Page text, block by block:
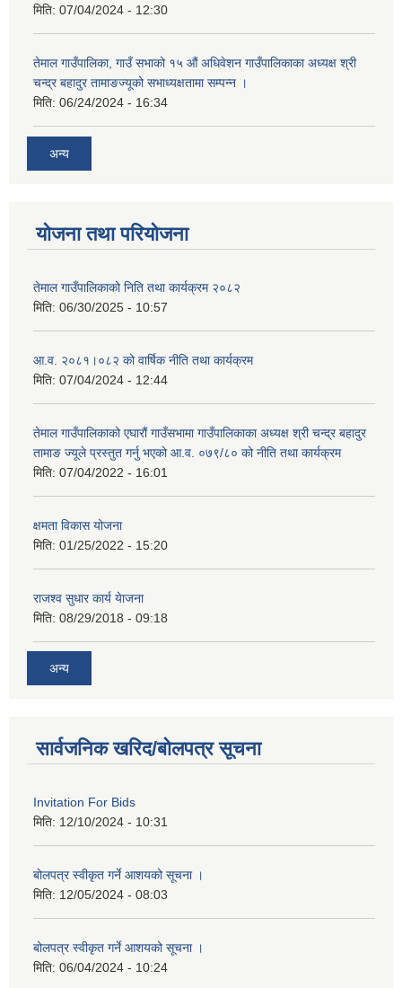
मिति: 07/04/2024 - 12:30
तेमाल गाउँपालिका, गाउँ सभाको १५ औं अधिवेशन गाउँपालिकाका अध्यक्ष श्री
चन्द्र बहादुर तामाङज्यूको सभाध्यक्षतामा सम्पन्न ।
मिति: 06/24/2024 - 16:34
अन्य
योजना तथा परियोजना
तेमाल गाउँपालिकाको निति तथा कार्यक्रम २०८२
मिति: 06/30/2025 - 10:57
आ.व. २०८१।०८२ को वार्षिक नीति तथा कार्यक्रम
मिति: 07/04/2024 - 12:44
तेमाल गाउँपालिकाको एघारौं गाउँसभामा गाउँपालिकाका अध्यक्ष श्री चन्द्र बहादुर
तामाङ ज्यूले प्रस्तुत गर्नु भएको आ.व. ०७९/८० को नीति तथा कार्यक्रम
मिति: 07/04/2022 - 16:01
क्षमता विकास योजना
मिति: 01/25/2022 - 15:20
राजश्व सुधार कार्य येाजना
मिति: 08/29/2018 - 09:18
अन्य
सार्वजनिक खरिद/बोलपत्र सूचना
Invitation For Bids
मिति: 12/10/2024 - 10:31
बोलपत्र स्वीकृत गर्ने आशयको सूचना ।
मिति: 12/05/2024 - 08:03
बोलपत्र स्वीकृत गर्ने आशयको सूचना ।
मिति: 06/04/2024 - 10:24